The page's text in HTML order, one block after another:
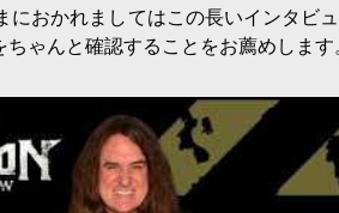
おかれましてはこの長いインタビ
ゃんと確認することをお薦めします